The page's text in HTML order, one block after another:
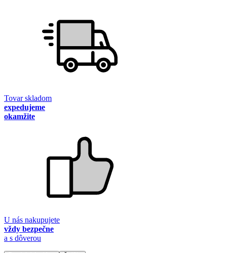
Tovar skladom
expedujeme
okamžite
U nás nakupujete
vždy bezpečne
a s dôverou